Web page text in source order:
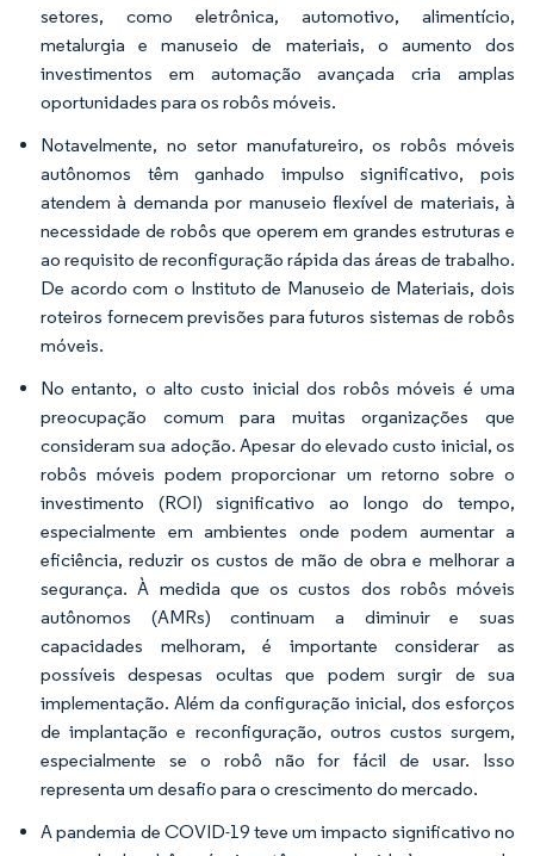
setores, como eletrônica, automotivo, alimentício,
metalurgia e manuseio de materiais, o aumento dos
investimentos em automação avançada cria amplas
oportunidades para os robôs móveis.
Notavelmente, no setor manufatureiro, os robôs móveis
autônomos têm ganhado impulso significativo, pois
atendem à demanda por manuseio flexível de materiais, à
necessidade de robôs que operem em grandes estruturas e
ao requisito de reconfiguração rápida das áreas de trabalho.
De acordo com o Instituto de Manuseio de Materiais, dois
roteiros fornecem previsões para futuros sistemas de robôs
móveis.
No entanto, o alto custo inicial dos robôs móveis é uma
preocupação comum para muitas organizações que
consideram sua adoção. Apesar do elevado custo inicial, os
robôs móveis podem proporcionar um retorno sobre o
investimento (ROI) significativo ao longo do tempo,
especialmente em ambientes onde podem aumentar a
eficiência, reduzir os custos de mão de obra e melhorar a
segurança. À medida que os custos dos robôs móveis
autônomos (AMRs) continuam a diminuir e suas
capacidades melhoram, é importante considerar as
possíveis despesas ocultas que podem surgir de sua
implementação. Além da configuração inicial, dos esforços
de implantação e reconfiguração, outros custos surgem,
especialmente se o robô não for fácil de usar. Isso
representa um desafio para o crescimento do mercado.
A pandemia de COVID-19 teve um impacto significativo no